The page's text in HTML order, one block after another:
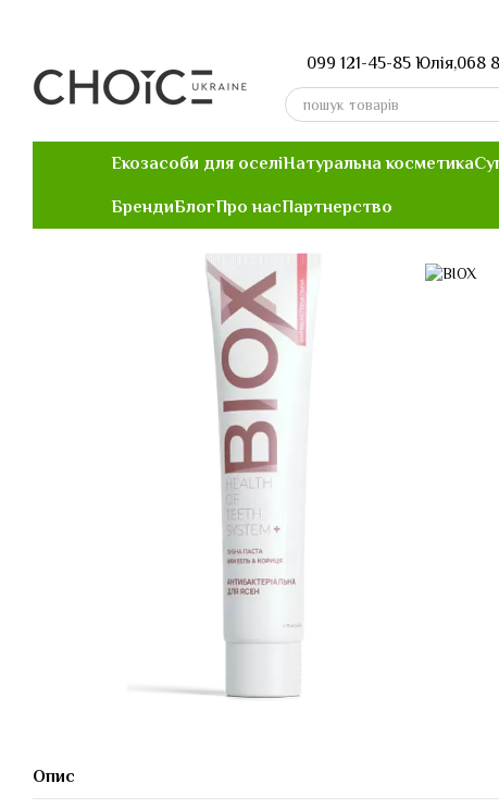
099 121-45-85 Юлія,068
Екозасоби для оселіНатуральна косметика
БрендиБлогПро насПартнерство
Опис